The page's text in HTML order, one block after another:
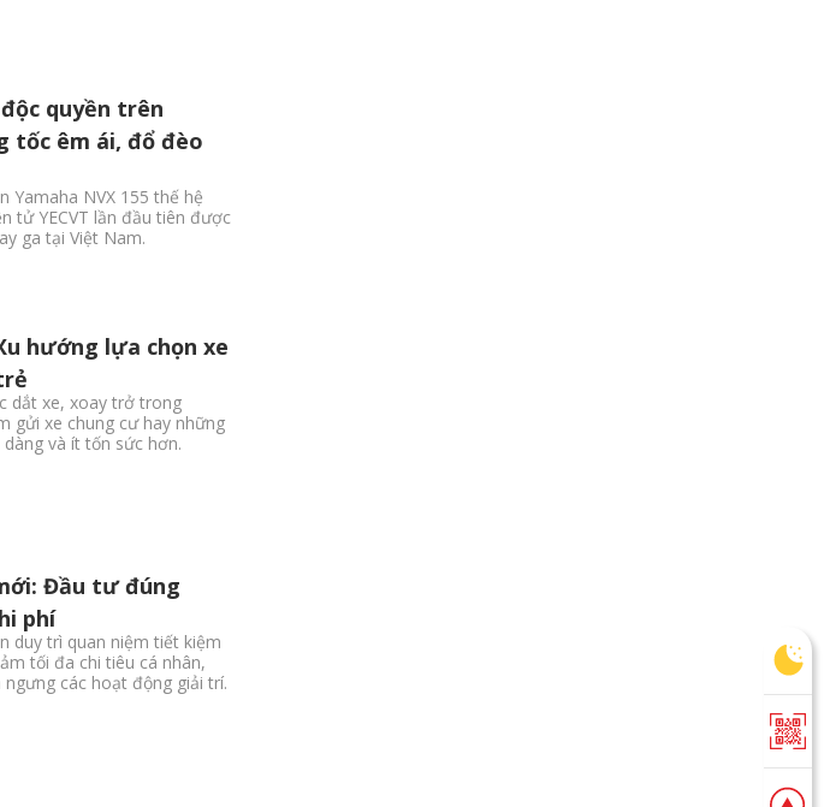
quyền trên
tốc êm ái, đổ đèo
Yamaha NVX 155 thế hệ
tử YECVT lần đầu tiên được
ga tại Việt Nam.
hướng lựa chọn xe
dắt xe, xoay trở trong
gửi xe chung cư hay những
và ít tốn sức hơn.
Đầu tư đúng
phí
duy trì quan niệm tiết kiệm
tối đa chi tiêu cá nhân,
các hoạt động giải trí.